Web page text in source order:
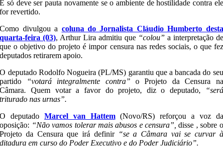
E só deve ser pauta novamente se o ambiente de hostilidade contra ele
for revertido.
Como divulgou a coluna do Jornalista Cláudio Humberto desta
quarta-feira (03), Arthur Lira admitiu que “colou” a interpretação de
que o objetivo do projeto é impor censura nas redes sociais, o que fez
deputados retirarem apoio.
O deputado Rodolfo Nogueira (PL/MS) garantiu que a bancada do seu
partido
“votará integralmente contra” o Projeto da Censura na
Câmara. Quem votar a favor do projeto, diz o deputado,
“será
triturado nas urnas”.
O deputado Marcel van Hattem(Novo/RS) reforçou a voz da
oposição: “Não vamos tolerar mais abusos e censura”,disse , sobre o
Projeto da Censura que irá definir “se a Câmara vai se curvar à
ditadura em curso do Poder Executivo e do Poder Judiciário”.